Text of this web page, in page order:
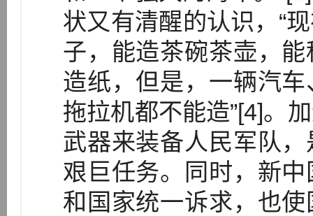
状又有清醒的认识，“
子，能造茶碗茶壶，
造纸，但是，一辆汽
拖拉机都不能造”[4]。
武器来装备人民军队
艰巨任务。同时，新
和国家统一诉求，也